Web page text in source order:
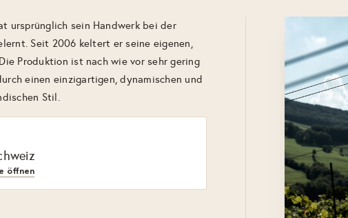
ursprünglich sein Handwerk bei der
Seit 2006 keltert er seine eigenen,
Produktion ist nach wie vor sehr gering
einen einzigartigen, dynamischen und
Stil.
öffnen